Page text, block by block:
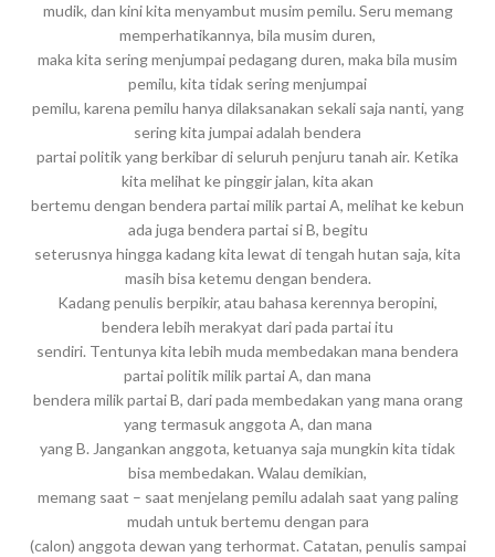
mudik, dan kini kita menyambut musim pemilu. Seru memang
memperhatikannya, bila musim duren,
maka kita sering menjumpai pedagang duren, maka bila musim
pemilu, kita tidak sering menjumpai
pemilu, karena pemilu hanya dilaksanakan sekali saja nanti, yang
sering kita jumpai adalah bendera
partai politik yang berkibar di seluruh penjuru tanah air. Ketika
kita melihat ke pinggir jalan, kita akan
bertemu dengan bendera partai milik partai A, melihat ke kebun
ada juga bendera partai si B, begitu
seterusnya hingga kadang kita lewat di tengah hutan saja, kita
masih bisa ketemu dengan bendera.
Kadang penulis berpikir, atau bahasa kerennya beropini,
bendera lebih merakyat dari pada partai itu
sendiri. Tentunya kita lebih muda membedakan mana bendera
partai politik milik partai A, dan mana
bendera milik partai B, dari pada membedakan yang mana orang
yang termasuk anggota A, dan mana
yang B. Jangankan anggota, ketuanya saja mungkin kita tidak
bisa membedakan. Walau demikian,
memang saat – saat menjelang pemilu adalah saat yang paling
mudah untuk bertemu dengan para
(calon) anggota dewan yang terhormat. Catatan, penulis sampai